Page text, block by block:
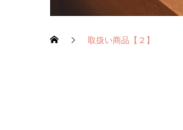
取扱い商品【２】